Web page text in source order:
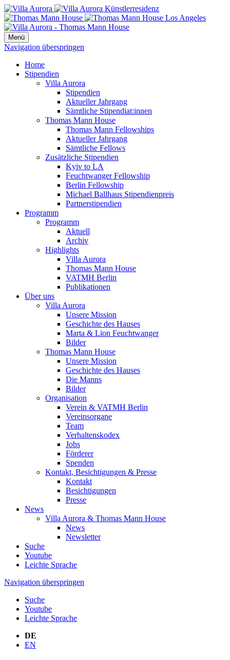
Menü
Navigation überspringen
Home
Stipendien
Villa Aurora
Stipendien
Aktueller Jahrgang
Sämtliche Stipendiat:innen
Thomas Mann House
Thomas Mann Fellowships
Aktueller Jahrgang
Sämtliche Fellows
Zusätzliche Stipendien
Kyiv to LA
Feuchtwanger Fellowship
Berlin Fellowship
Michael Ballhaus Stipendienpreis
Partnerstipendien
Programm
Programm
Aktuell
Archiv
Highlights
Villa Aurora
Thomas Mann House
VATMH Berlin
Publikationen
Über uns
Villa Aurora
Unsere Mission
Geschichte des Hauses
Marta & Lion Feuchtwanger
Bilder
Thomas Mann House
Unsere Mission
Geschichte des Hauses
Die Manns
Bilder
Organisation
Verein & VATMH Berlin
Vereinsorgane
Team
Verhaltenskodex
Jobs
Förderer
Spenden
Kontakt, Besichtigungen & Presse
Kontakt
Besichtigungen
Presse
News
Villa Aurora & Thomas Mann House
News
Newsletter
Suche
Youtube
Leichte Sprache
Navigation überspringen
Suche
Youtube
Leichte Sprache
DE
EN